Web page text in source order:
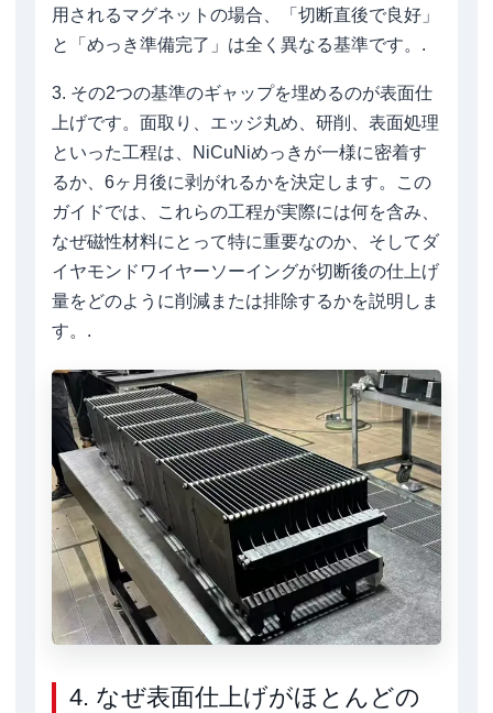
用されるマグネットの場合、「切断直後で良好」
と「めっき準備完了」は全く異なる基準です。.
3. その2つの基準のギャップを埋めるのが表面仕
上げです。面取り、エッジ丸め、研削、表面処理
といった工程は、NiCuNiめっきが一様に密着す
るか、6ヶ月後に剥がれるかを決定します。この
ガイドでは、これらの工程が実際には何を含み、
なぜ磁性材料にとって特に重要なのか、そしてダ
イヤモンドワイヤーソーイングが切断後の仕上げ
量をどのように削減または排除するかを説明しま
す。.
4. なぜ表面仕上げがほとんどの